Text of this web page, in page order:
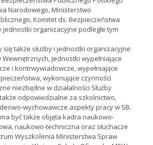
Narodowego, Ministerstwo
Komitet ds. Bezpieczeństwa
jednostki organizacyjne podległe tym
się także służby i jednostki organizacyjne
jednostki wypełniające
i kontrwywiadowcze, wypełniające
wykonujące czynności
niezbędne w działalności Służby
odpowiedzialne za szkolnictwo,
wychowawcze aspekty pracy w SB.
być także objęta kadra naukowo-
naukowo-techniczna oraz słuchacze
Wyszkolenia Ministerstwa Spraw